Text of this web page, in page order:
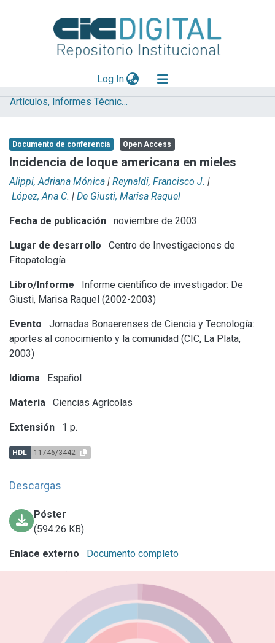
Log In(current)
Explorar
Aportar material
Statistics
Artículos, Informes Técnicos y presentaciones en Congresos
Documento de conferencia Open Access
Incidencia de loque americana en mieles
Alippi, Adriana Mónica | Reynaldi, Francisco J. |
López, Ana C. | De Giusti, Marisa Raquel
Fecha de publicación noviembre de 2003
Lugar de desarrollo
Centro de Investigaciones de
Fitopatología
Libro/Informe
Informe científico de investigador: De
Giusti, Marisa Raquel (2002-2003)
Evento
Jornadas Bonaerenses de Ciencia y Tecnología:
aportes al conocimiento y la comunidad (CIC, La Plata,
2003)
Idioma Español
Materia Ciencias Agrícolas
Extensión 1 p.
HDL 11746/3442
Descargas
Póster
(594.26 KB)
Enlace externo Documento completo